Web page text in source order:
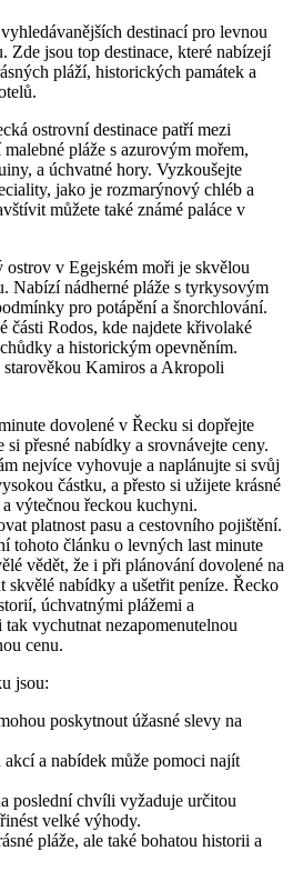
destinací pro levnou
Zde jsou top destinace, které nabízejí
pláží, historických památek a
ostrovní destinace patří mezi
pláže s azurovým mořem,
a úchvatné hory. Vyzkoušejte
jako je rozmarýnový chléb a
můžete také známé paláce v
ostrov v Egejském moři je skvělou
Nabízí nádherné pláže s tyrkysovým
pro potápění a šnorchlování.
části Rodos, kde najdete křivolaké
a historickým opevněním.
Kamiros a Akropoli
dovolené v Řecku si dopřejte
přesné nabídky a srovnávejte ceny.
nejvíce vyhovuje a naplánujte si svůj
částku, a přesto si užijete krásné
výtečnou řeckou kuchyni.
platnost pasu a cestovního pojištění.
tohoto článku o levných last minute
vědět, že i při plánování dovolené na
skvělé nabídky a ušetřit peníze. Řecko
úchvatnými plážemi a
vychutnat nezapomenutelnou
cenu.
jsou:
poskytnout úžasné slevy na
akcí a nabídek může pomoci najít
poslední chvíli vyžaduje určitou
velké výhody.
pláže, ale také bohatou historii a